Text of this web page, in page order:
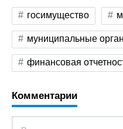
госимущество
муниципальные
финансовая
Комментарии